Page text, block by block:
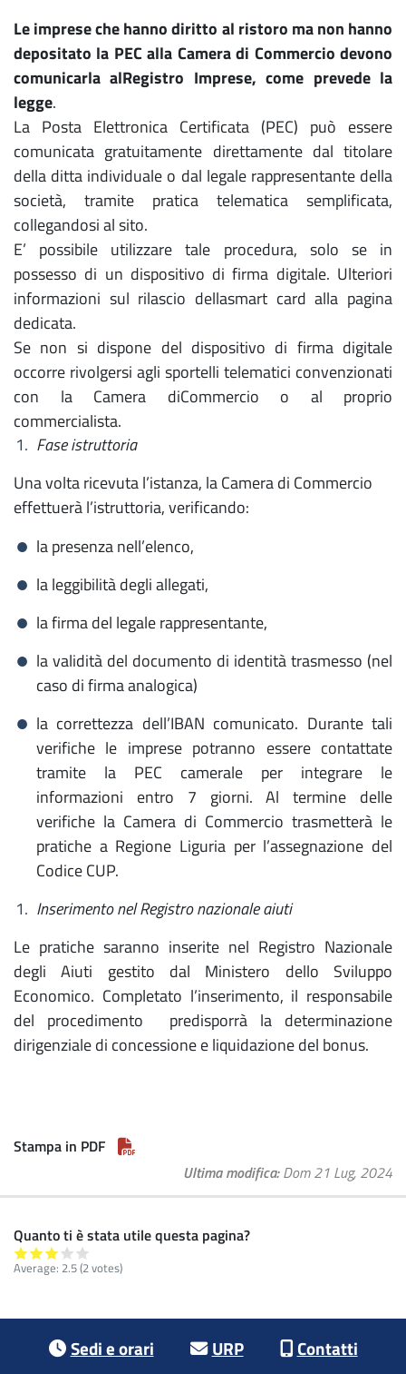
Le imprese che hanno diritto al ristoro ma non hanno
depositato la PEC alla Camera di Commercio devono
comunicarla alRegistro Imprese, come prevede la
legge.
La Posta Elettronica Certificata (PEC) può essere
comunicata gratuitamente direttamente dal titolare
della ditta individuale o dal legale rappresentante della
società, tramite pratica telematica semplificata,
collegandosi al sito.
E’ possibile utilizzare tale procedura, solo se in
possesso di un dispositivo di firma digitale. Ulteriori
informazioni sul rilascio dellasmart card alla pagina
dedicata.
Se non si dispone del dispositivo di firma digitale
occorre rivolgersi agli sportelli telematici convenzionati
con la Camera diCommercio o al proprio
commercialista.
Fase istruttoria
Una volta ricevuta l’istanza, la Camera di Commercio
effettuerà l’istruttoria, verificando:
la presenza nell’elenco,
la leggibilità degli allegati,
la firma del legale rappresentante,
la validità del documento di identità trasmesso (nel
caso di firma analogica)
la correttezza dell’IBAN comunicato. Durante tali
verifiche le imprese potranno essere contattate
tramite la PEC camerale per integrare le
informazioni entro 7 giorni. Al termine delle
verifiche la Camera di Commercio trasmetterà le
pratiche a Regione Liguria per l’assegnazione del
Codice CUP.
Inserimento nel Registro nazionale aiuti
Le pratiche saranno inserite nel Registro Nazionale
degli Aiuti gestito dal Ministero dello Sviluppo
Economico. Completato l’inserimento, il responsabile
del procedimento predisporrà la determinazione
dirigenziale di concessione e liquidazione del bonus.
Stampa in PDF
Ultima modifica Dom 21 Lug, 2024
Quanto ti è stata utile questa pagina?
Average: 2.5(2 votes)
Sedi e orari URP Contatti